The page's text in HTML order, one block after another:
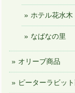
ホテル花水木
なばなの里
オリーブ商品
ピーターラビッ